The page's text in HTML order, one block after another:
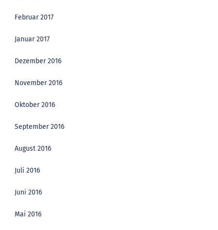
Februar 2017
Januar 2017
Dezember 2016
November 2016
Oktober 2016
September 2016
August 2016
Juli 2016
Juni 2016
Mai 2016